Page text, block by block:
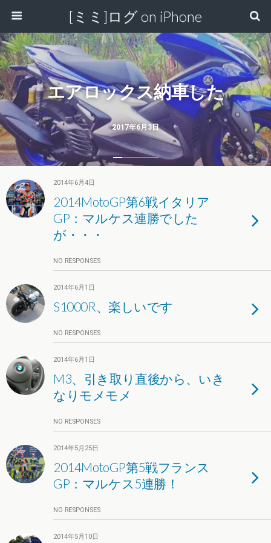
[ミミ]ログ on iPhone
2017年6月3日
エアロックス納車した
2014年6月4日
2014MotoGP第6戦イタリア
GP：マルケス連勝でした
が・・・
NO RESPONSES
2014年6月1日
S1000R、楽しいです
NO RESPONSES
2014年6月1日
M3、引き取り直後から、いき
なりモメモメ
NO RESPONSES
2014年5月25日
2014MotoGP第5戦フランス
GP：マルケス5連勝！
NO RESPONSES
2014年5月10日